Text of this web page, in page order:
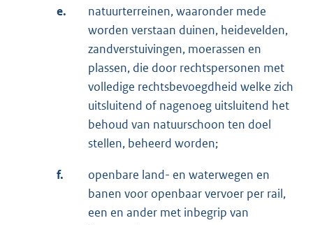
e.
natuurterreinen, waaronder mede
worden verstaan duinen, heidevelden,
zandverstuivingen, moerassen en
plassen, die door rechtspersonen met
volledige rechtsbevoegdheid welke zich
uitsluitend of nagenoeg uitsluitend het
behoud van natuurschoon ten doel
stellen, beheerd worden;
f.
openbare land- en waterwegen en
banen voor openbaar vervoer per rail,
een en ander met inbegrip van